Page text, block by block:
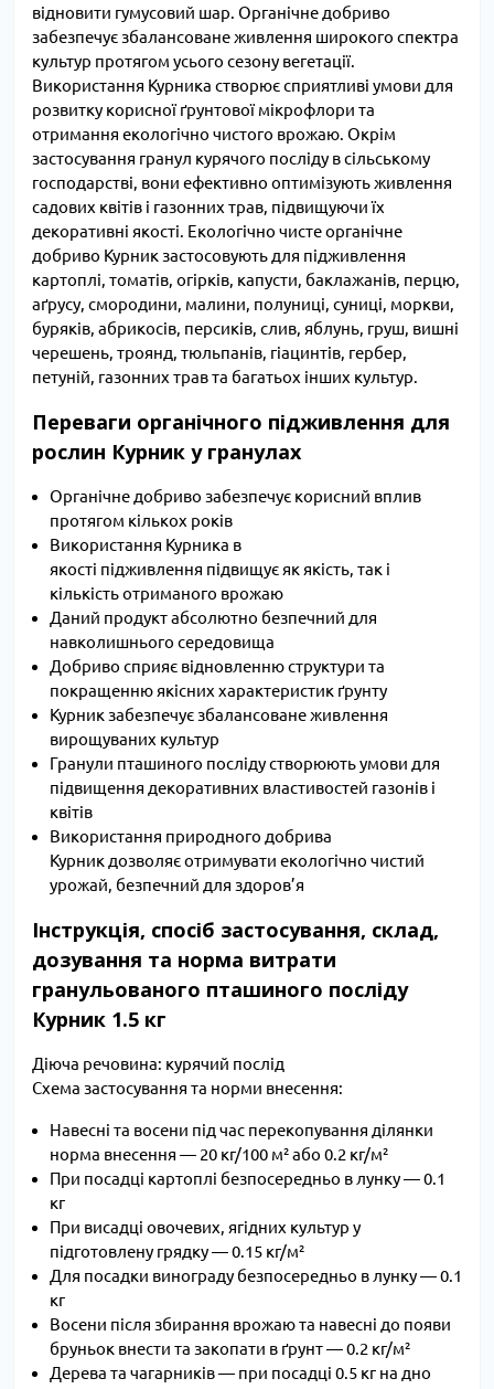
відновити гумусовий шар. Органічне добриво
забезпечує збалансоване живлення широкого спектра
культур протягом усього сезону вегетації.
Використання Курника створює сприятливі умови для
розвитку корисної ґрунтової мікрофлори та
отримання екологічно чистого врожаю. Окрім
застосування гранул курячого посліду в сільському
господарстві, вони ефективно оптимізують живлення
садових квітів і газонних трав, підвищуючи їх
декоративні якості. Екологічно чисте органічне
добриво Курник застосовують для підживлення
картоплі, томатів, огірків, капусти, баклажанів, перцю,
аґрусу, смородини, малини, полуниці, суниці, моркви,
буряків, абрикосів, персиків, слив, яблунь, груш, вишні
черешень, троянд, тюльпанів, гіацинтів, гербер,
петуній, газонних трав та багатьох інших культур.
Переваги органічного підживлення для
рослин Курник у гранулах
Органічне добриво забезпечує корисний вплив
протягом кількох років
Використання Курника в
якості підживлення підвищує як якість, так і
кількість отриманого врожаю
Даний продукт абсолютно безпечний для
навколишнього середовища
Добриво сприяє відновленню структури та
покращенню якісних характеристик ґрунту
Курник забезпечує збалансоване живлення
вирощуваних культур
Гранули пташиного посліду створюють умови для
підвищення декоративних властивостей газонів і
квітів
Використання природного добрива
Курник дозволяє отримувати екологічно чистий
урожай, безпечний для здоров’я
Інструкція, спосіб застосування, склад,
дозування та норма витрати
гранульованого пташиного посліду
Курник 1.5 кг
Діюча речовина: курячий послід
Схема застосування та норми внесення:
Навесні та восени під час перекопування ділянки
норма внесення — 20 кг/100 м² або 0.2 кг/м²
При посадці картоплі безпосередньо в лунку — 0.1
кг
При висадці овочевих, ягідних культур у
підготовлену грядку — 0.15 кг/м²
Для посадки винограду безпосередньо в лунку — 0.1
кг
Восени після збирання врожаю та навесні до появи
бруньок внести та закопати в ґрунт — 0.2 кг/м²
Дерева та чагарників — при посадці 0.5 кг на дно